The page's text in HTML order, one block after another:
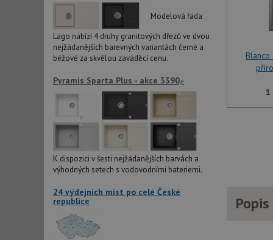
Modelová řada
Lago nabízí 4 druhy granitových dřezů ve dvou
nejžádanějších barevných variantách černé a
béžové za skvělou zaváděcí cenu.
Pyramis Sparta Plus - akce 3390,-
K dispozici v šesti nejžádanějších barvách a
výhodných setech s vodovodními bateriemi.
24 výdejních míst po celé České
republice
Blanco
1
Nezbytně
Nezbytně nutné
stránky nelze bez
AWSALBCORS